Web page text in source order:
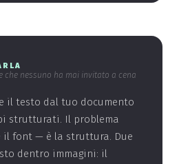
che nessuno ha mai invitato a cena
il testo dal tuo documento
strutturati. Il problema
il font — è la struttura. Due
dentro immagini: il